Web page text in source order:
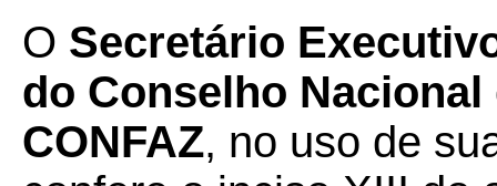
O Secretário
do Conselho
CONFAZ, no uso de